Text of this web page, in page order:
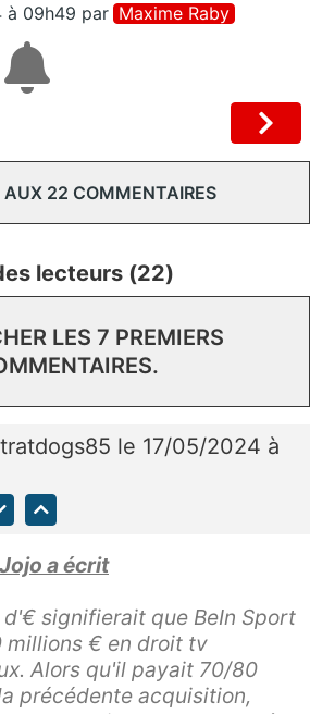
à 09h49 par Maxime Raby
AUX 22 COMMENTAIRES
lecteurs (22)
LES 7 PREMIERS
le 17/05/2024 à
a écrit
signifierait que BeIn Sport
millions € en droit tv
Alors qu'il payait 70/80
précédente acquisition,